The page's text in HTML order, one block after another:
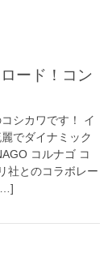
シカワです！ イ
でダイナミック
コルナゴ コ
社とのコラボレー